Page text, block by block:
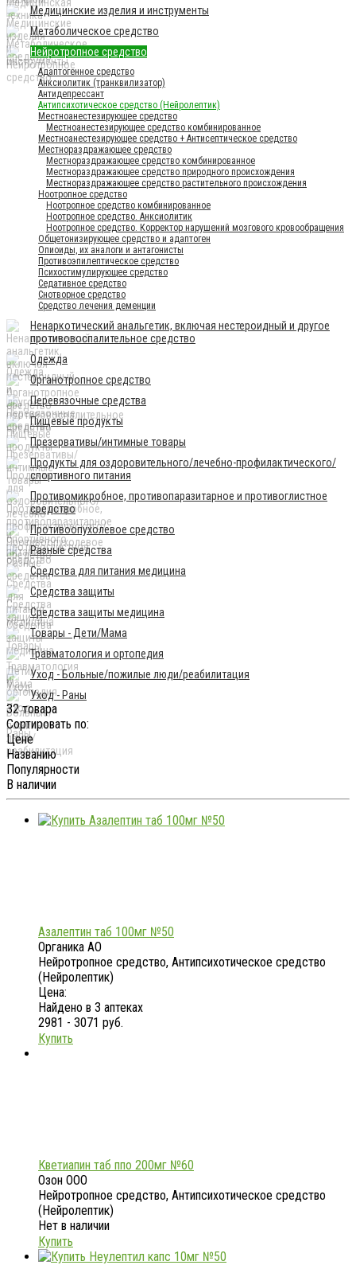
Медицинские изделия и инструменты
Метаболическое средство
Нейротропное средство
Адаптогенное средство
Анксиолитик (транквилизатор)
Антидепрессант
Антипсихотическое средство (Нейролептик)
Местноанестезирующее средство
Местноанестезирующее средство комбинированное
Местноанестезирующее средство + Антисептическое средство
Местнораздражающее средство
Местнораздражающее средство комбинированное
Местнораздражающее средство природного происхождения
Местнораздражающее средство растительного происхождения
Ноотропное средство
Ноотропное средство комбинированное
Ноотропное средство. Анксиолитик
Ноотропное средство. Корректор нарушений мозгового кровообращения
Общетонизирующее средство и адаптоген
Опиоиды, их аналоги и антагонисты
Противоэпилептическое средство
Психостимулирующее средство
Седативное средство
Снотворное средство
Средство лечения деменции
Ненаркотический анальгетик, включая нестероидный и другое
противовоспалительное средство
Одежда
Органотропное средство
Перевязочные средства
Пищевые продукты
Презервативы/интимные товары
Продукты для оздоровительного/лечебно-профилактического/
спортивного питания
Противомикробное, противопаразитарное и противоглистное
средство
Противоопухолевое средство
Разные средства
Средства для питания медицина
Средства защиты
Средства защиты медицина
Товары - Дети/Мама
Травматология и ортопедия
Уход - Больные/пожилые люди/реабилитация
Уход - Раны
32 товара
Сортировать по:
Цене
Названию
Популярности
В наличии
Азалептин таб 100мг №50
Органика АО
Нейротропное средство, Антипсихотическое средство
(Нейролептик)
Цена:
Найдено в 3 аптеках
2981 - 3071 руб.
Купить
Кветиапин таб ппо 200мг №60
Озон ООО
Нейротропное средство, Антипсихотическое средство
(Нейролептик)
Нет в наличии
Купить